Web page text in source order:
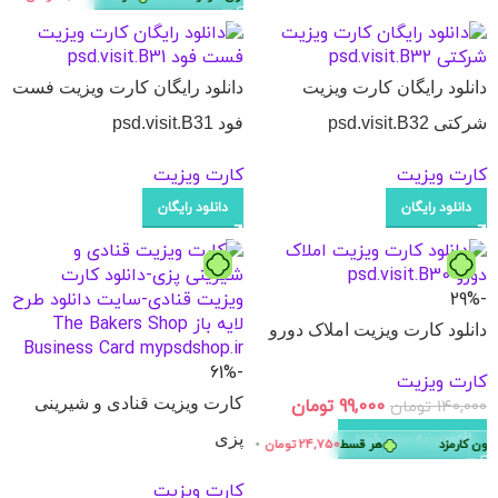
دانلود رایگان کارت ویزیت
شرکتی psd.visit.B32
کارت ویزیت
دانلود رایگان
دانلود رایگان کارت ویزیت فست
فود psd.visit.B31
کارت ویزیت
دانلود رایگان
هر قسط24,750تومان • خرید قسطی با ترب‌پی بدون کارمزد کارمزد
-29%
دانلود کارت ویزیت املاک دورو
کارت ویزیت
140,000 تومان 99,000 تومان
افزودن به سبد خرید
-61%
کارت ویزیت قنادی و شیرینی
پزی
کارت ویزیت